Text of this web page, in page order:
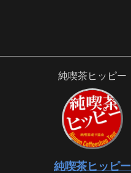
純喫茶ヒッピー
純喫茶ヒッピー